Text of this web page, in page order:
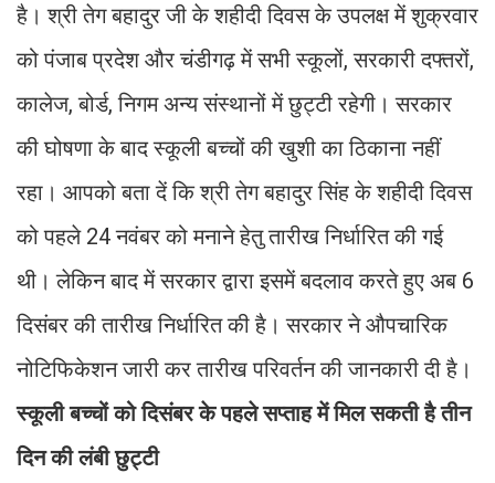
है। श्री तेग बहादुर जी के शहीदी दिवस के उपलक्ष में शुक्रवार
को पंजाब प्रदेश और चंडीगढ़ में सभी स्कूलों, सरकारी दफ्तरों,
कालेज, बोर्ड, निगम अन्य संस्थानों में छुट्टी रहेगी। सरकार
की घोषणा के बाद स्कूली बच्चों की खुशी का ठिकाना नहीं
रहा। आपको बता दें कि श्री तेग बहादुर सिंह के शहीदी दिवस
को पहले 24 नवंबर को मनाने हेतु तारीख निर्धारित की गई
थी। लेकिन बाद में सरकार द्वारा इसमें बदलाव करते हुए अब 6
दिसंबर की तारीख निर्धारित की है। सरकार ने औपचारिक
नोटिफिकेशन जारी कर तारीख परिवर्तन की जानकारी दी है।
स्कूली बच्चों को दिसंबर के पहले सप्ताह में मिल सकती है तीन
दिन की लंबी छुट्टी